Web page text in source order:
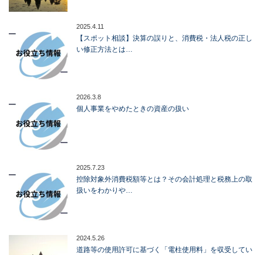
2025.4.11
【スポット相談】決算の誤りと、消費税・法人税の正し
い修正方法とは…
2026.3.8
個人事業をやめたときの資産の扱い
2025.7.23
控除対象外消費税額等とは？その会計処理と税務上の取
扱いをわかりや…
2024.5.26
道路等の使用許可に基づく「電柱使用料」を収受してい